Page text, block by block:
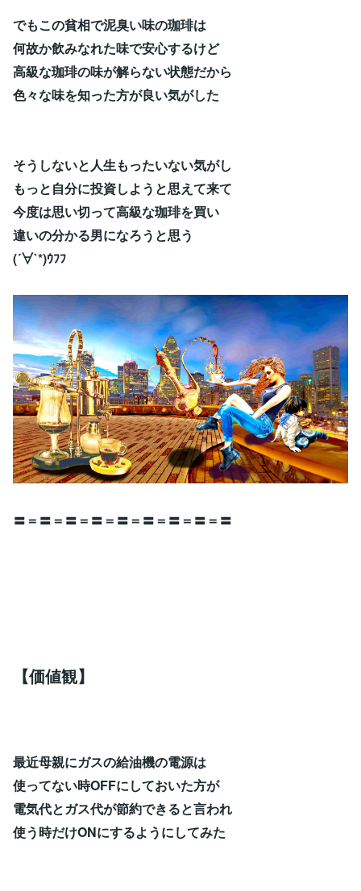
でもこの貧相で泥臭い味の珈琲は
何故か飲みなれた味で安心するけど
高級な珈琲の味が解らない状態だから
色々な味を知った方が良い気がした
そうしないと人生もったいない気がし
もっと自分に投資しようと思えて来て
今度は思い切って高級な珈琲を買い
違いの分かる男になろうと思う
(´∀`*)ｳﾌﾌ
〓＝〓＝〓＝〓＝〓＝〓＝〓＝〓＝〓
【価値観】
最近母親にガスの給油機の電源は
使ってない時OFFにしておいた方が
電気代とガス代が節約できると言われ
使う時だけONにするようにしてみた